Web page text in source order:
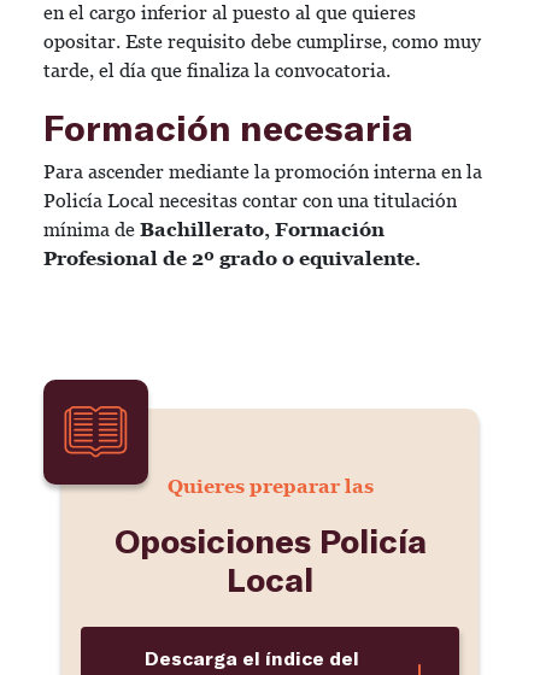
en el cargo inferior al puesto al que quieres
opositar. Este requisito debe cumplirse, como muy
tarde, el día que finaliza la convocatoria.
Formación necesaria
Para ascender mediante la promoción interna en la
Policía Local necesitas contar con una titulación
mínima de Bachillerato, Formación
Profesional de 2º grado o equivalente.
Quieres preparar las
Oposiciones Policía
Local
Descarga el índice del